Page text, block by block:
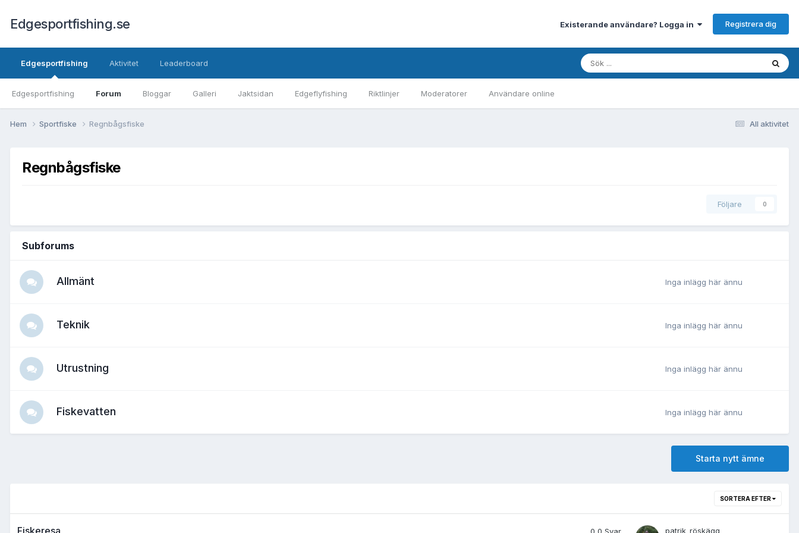
Edgesportfishing.se Existerande användare? Logga in Registrera dig
Edgesportfishing
Edgesportfishing Forum Bloggar Galleri Jaktsidan Edgeflyfishing Riktlinjer Moderatorer Användare online
Aktivitet Leaderboard
All aktivitet
Hem Sportfiske Regnbågsfiske
Regnbågsfiske
Följare 0
Subforums
Allmänt Inga inlägg här ännu
Teknik Inga inlägg här ännu
Utrustning Inga inlägg här ännu
Fiskevatten Inga inlägg här ännu
Starta nytt ämne
SORTERA EFTER
Fiskeresa 0 0 Svar patrik_röskägg